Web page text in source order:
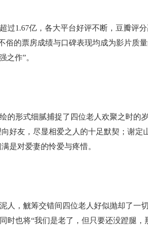
过1.67亿，各大平台好评不断，豆瓣评
俗的票房成绩与口碑表现均成为影片质
之作”。
的形式细腻捕捉了四位老人欢聚之时的
向好友，尽显相爱之人的十足默契；谢
是对爱妻的怜爱与疼惜。
人，觥筹交错间四位老人好似抛却了一
时也将“我们是老了，但只要还没蹬腿，